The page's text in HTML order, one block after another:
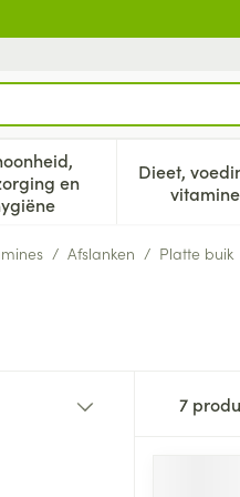
en
Toon submenu voor
Dieet,
/ Afslanken / Platte buik
7